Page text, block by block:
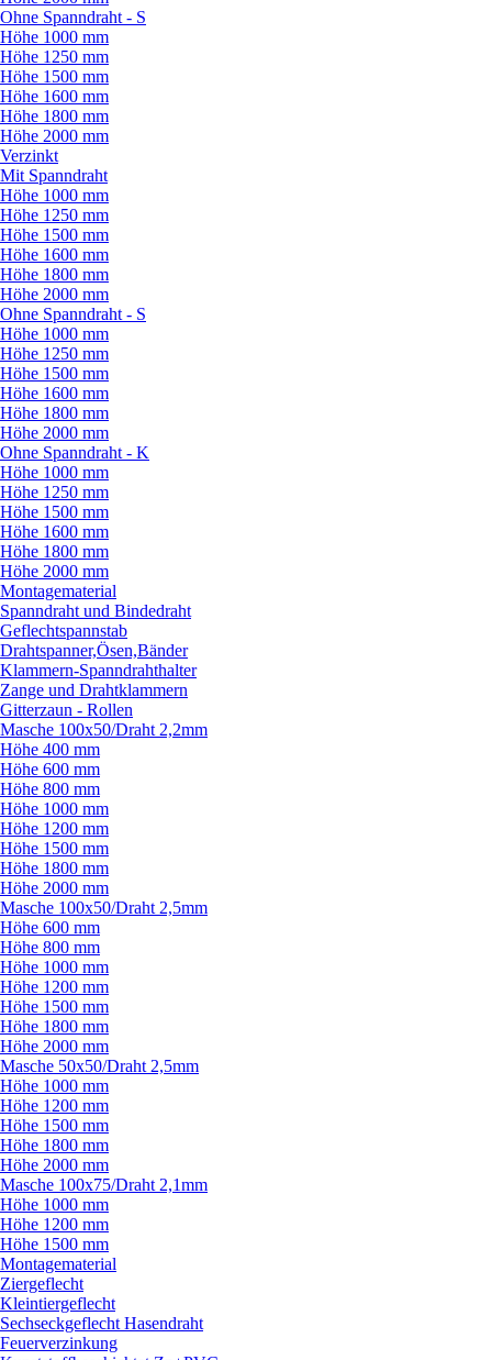
Ohne Spanndraht - S
Höhe 1000 mm
Höhe 1250 mm
Höhe 1500 mm
Höhe 1600 mm
Höhe 1800 mm
Höhe 2000 mm
Verzinkt
Mit Spanndraht
Höhe 1000 mm
Höhe 1250 mm
Höhe 1500 mm
Höhe 1600 mm
Höhe 1800 mm
Höhe 2000 mm
Ohne Spanndraht - S
Höhe 1000 mm
Höhe 1250 mm
Höhe 1500 mm
Höhe 1600 mm
Höhe 1800 mm
Höhe 2000 mm
Ohne Spanndraht - K
Höhe 1000 mm
Höhe 1250 mm
Höhe 1500 mm
Höhe 1600 mm
Höhe 1800 mm
Höhe 2000 mm
Montagematerial
Spanndraht und Bindedraht
Geflechtspannstab
Drahtspanner,Ösen,Bänder
Klammern-Spanndrahthalter
Zange und Drahtklammern
Gitterzaun - Rollen
Masche 100x50/Draht 2,2mm
Höhe 400 mm
Höhe 600 mm
Höhe 800 mm
Höhe 1000 mm
Höhe 1200 mm
Höhe 1500 mm
Höhe 1800 mm
Höhe 2000 mm
Masche 100x50/Draht 2,5mm
Höhe 600 mm
Höhe 800 mm
Höhe 1000 mm
Höhe 1200 mm
Höhe 1500 mm
Höhe 1800 mm
Höhe 2000 mm
Masche 50x50/Draht 2,5mm
Höhe 1000 mm
Höhe 1200 mm
Höhe 1500 mm
Höhe 1800 mm
Höhe 2000 mm
Masche 100x75/Draht 2,1mm
Höhe 1000 mm
Höhe 1200 mm
Höhe 1500 mm
Montagematerial
Ziergeflecht
Kleintiergeflecht
Sechseckgeflecht Hasendraht
Feuerverzinkung